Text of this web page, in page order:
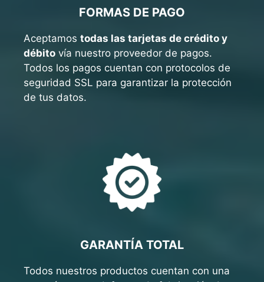
FORMAS DE PAGO
Aceptamos todas las tarjetas de crédito y
débito vía nuestro proveedor de pagos.
Todos los pagos cuentan con protocolos de
seguridad SSL para garantizar la protección
de tus datos.
GARANTÍA TOTAL
Todos nuestros productos cuentan con una